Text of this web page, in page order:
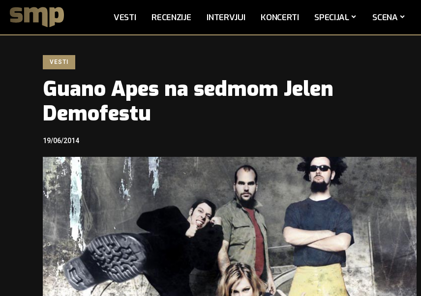
VESTI RECENZIJE INTERVJUI KONCERTI SPECIJAL SCENA
VESTI
Guano Apes na sedmom Jelen
Demofestu
19/06/2014